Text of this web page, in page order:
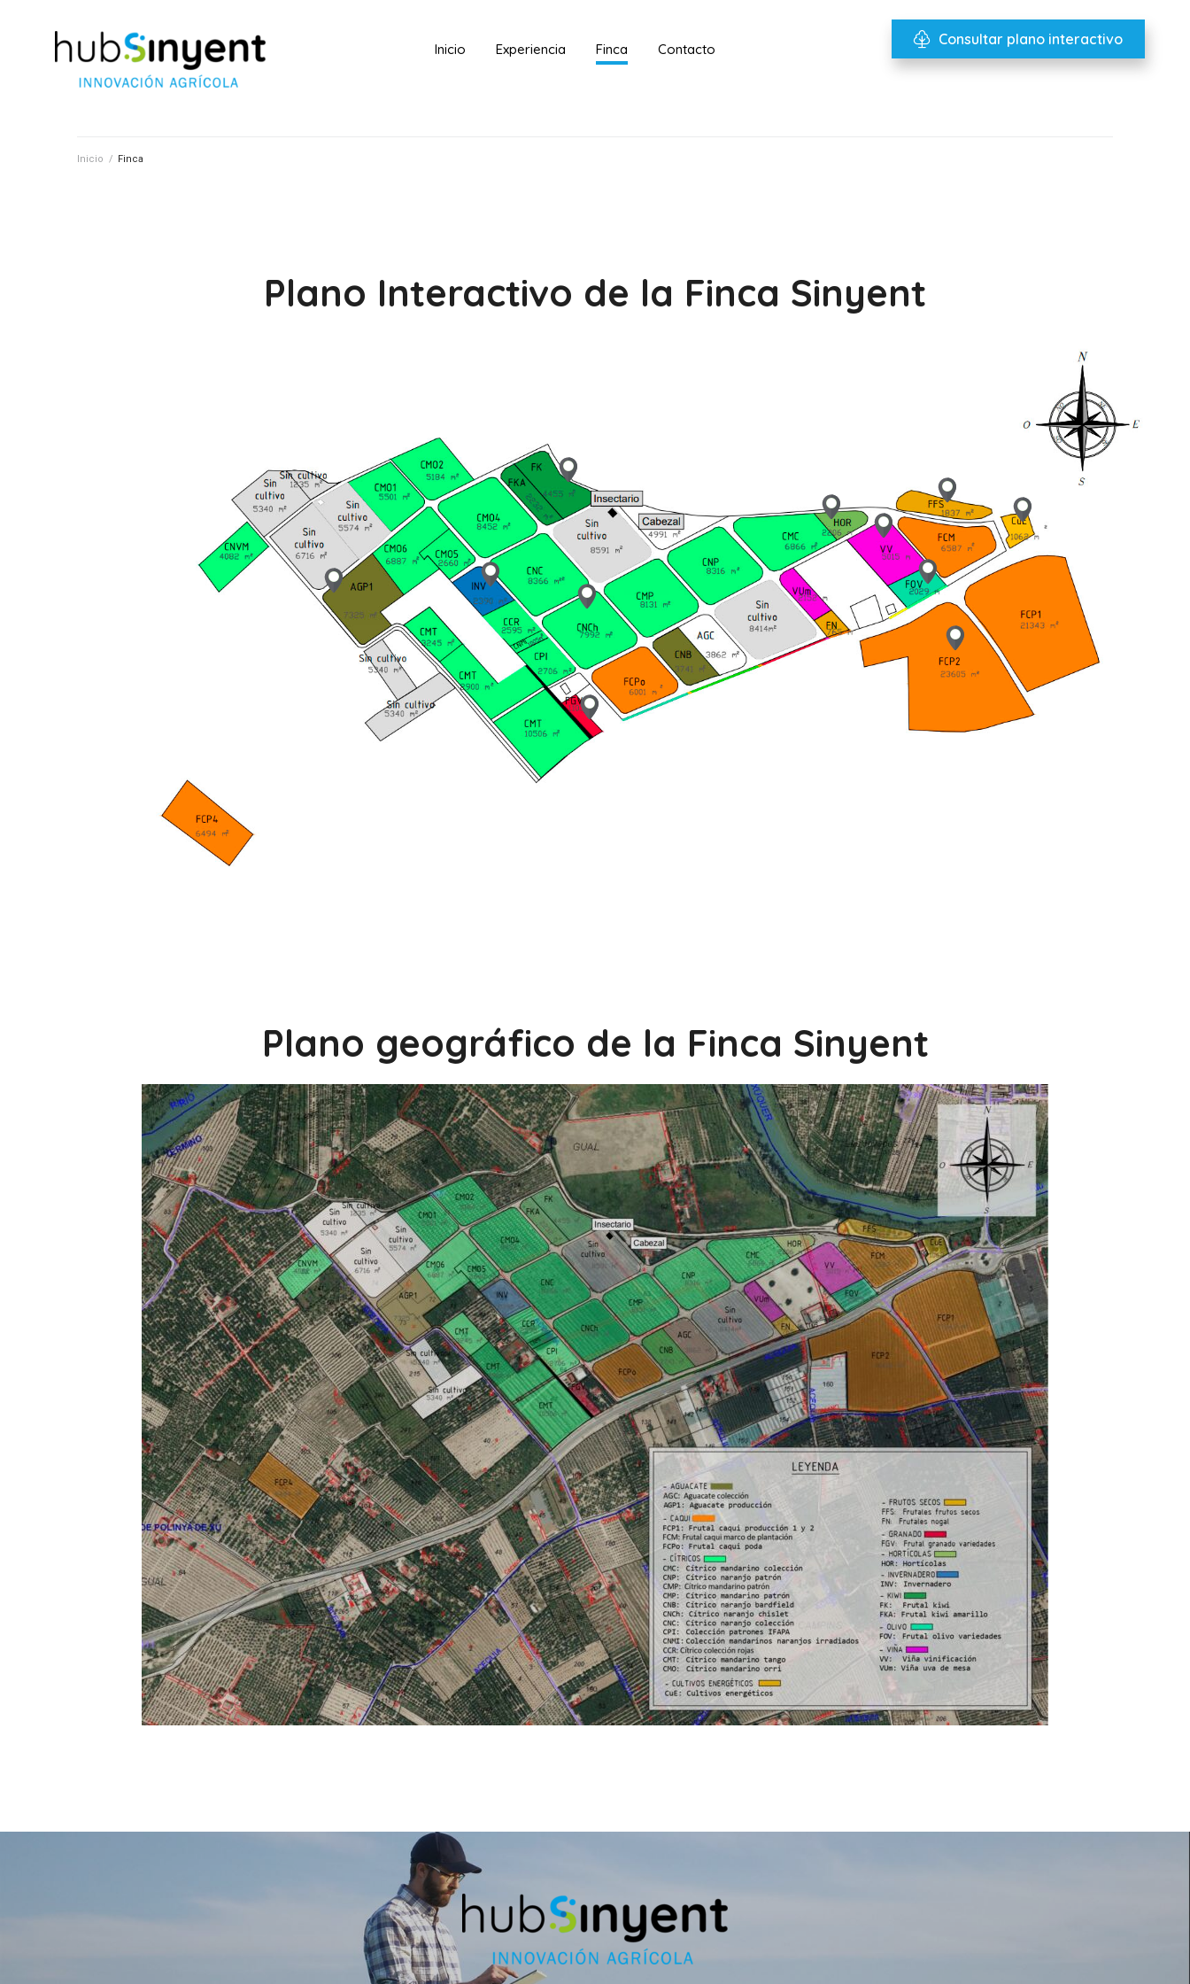
Inicio Experiencia Finca Contacto
Consultar plano interactivo
Inicio / Finca
Plano Interactivo de la Finca Sinyent
Plano geográfico de la Finca Sinyent